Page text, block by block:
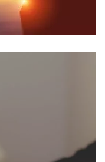
לכל העוסקים